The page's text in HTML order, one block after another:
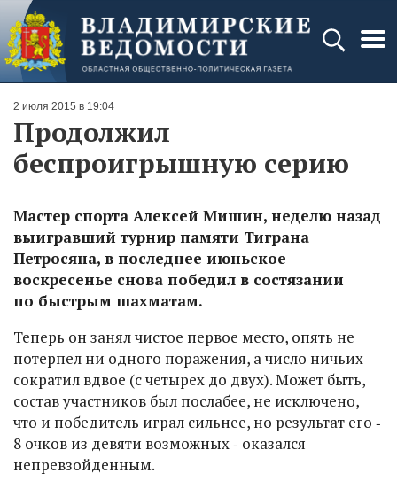
2 июля 2015 в 19:04
Продолжил
беспроигрышную серию
Мастер спорта Алексей Мишин, неделю назад
выигравший турнир памяти Тиграна
Петросяна, в последнее июньское
воскресенье снова победил в состязании
по быстрым шахматам.
Теперь он занял чистое первое место, опять не
потерпел ни одного поражения, а число ничьих
сократил вдвое (с четырех до двух). Может быть,
состав участников был послабее, не исключено,
что и победитель играл сильнее, но результат его ‑
8 очков из девяти возможных ‑ оказался
непревзойденным.